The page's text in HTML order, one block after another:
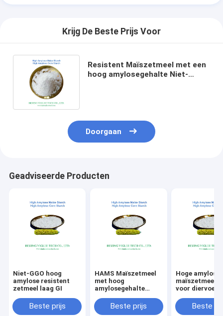
Krijg De Beste Prijs Voor
Resistent Maïszetmeel met een
hoog amylosegehalte Niet-
Doorgaan
Geadviseerde Producten
Niet-GGO hoog
amylose resistent
zetmeel laag GI
Beste prijs
HAMS Maïszetmeel
met hoog
amylosegehalte
TECH HAMS
Beste prijs
Hoge amylose
maïszetmeel
voor
Beste